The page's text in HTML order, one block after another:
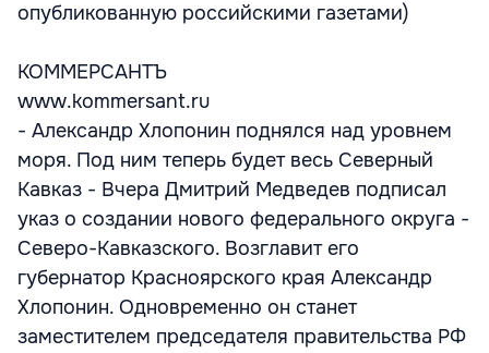
опубликованную российскими газетами)
КОММЕРСАНТЪ
www.kommersant.ru
- Александр Хлопонин поднялся над уровнем
моря. Под ним теперь будет весь Северный
Кавказ - Вчера Дмитрий Медведев подписал
указ о создании нового федерального округа -
Северо-Кавказского. Возглавит его
губернатор Красноярского края Александр
Хлопонин. Одновременно он станет
заместителем председателя правительства РФ